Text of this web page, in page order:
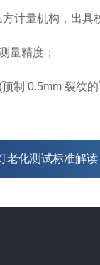
计量机构，出具
量精度；
0.5mm 裂纹的
老化测试标准解读